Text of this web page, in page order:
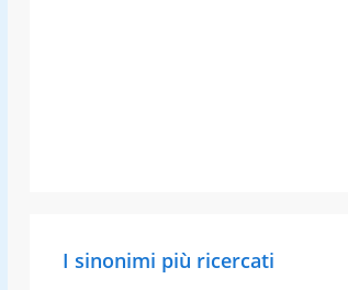
I sinonimi più ricercati